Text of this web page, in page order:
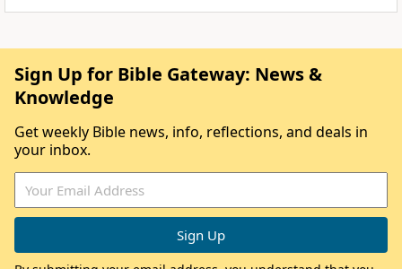
Sign Up for Bible Gateway: News &
Knowledge
Get weekly Bible news, info, reflections, and deals in
your inbox.